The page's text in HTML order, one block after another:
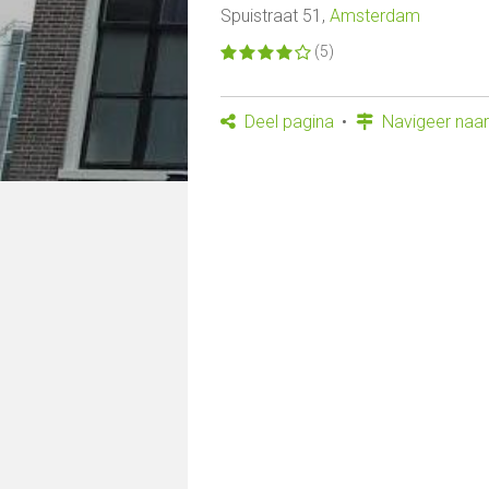
Spuistraat 51, Amsterdam
(5)
Deel pagina Navigeer